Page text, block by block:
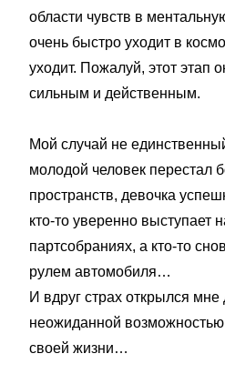
области чувств в
очень быстро уходит в
уходит. Пожалуй, этот этап
сильным и действенным.
Мой случай не
молодой человек перестал
пространств, девочка
кто-то уверенно выступает
партсобраниях, а кто-то
рулем автомобиля…
И вдруг страх открылся
неожиданной возможностью
своей жизни…